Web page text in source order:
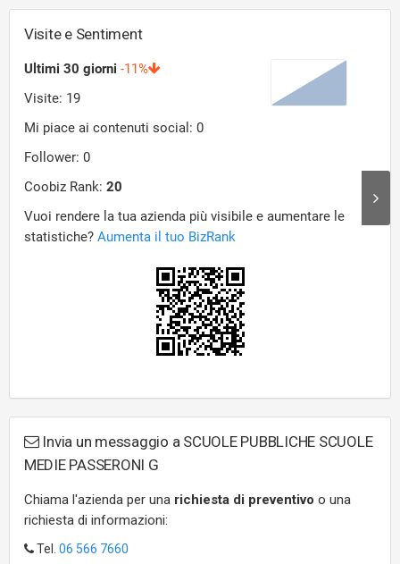
Visite e Sentiment
Invia un messaggio a SCUOLE PUBBLICHE SCUOLE
MEDIE PASSERONI G
Chiama l'azienda per una richiesta di preventivo o una
richiesta di informazioni:
Tel. 06 566 7660